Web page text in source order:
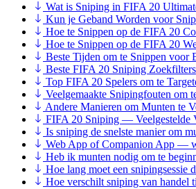
Wat is Sniping in FIFA 20
Kun je Geband Worden voor
Hoe te Snippen op de FIFA 20
Hoe te Snippen op de FIFA 20
Beste Tijden om te Snippen voor
Beste FIFA 20 Sniping Zoekfilters
Top FIFA 20 Spelers om te
Veelgemaakte Snipingfouten om
Andere Manieren om Munten te
FIFA 20 Sniping — Veelgestelde
Is sniping de snelste manier om
Web App of Companion App —
Heb ik munten nodig om te
Hoe lang moet een snipingsessie
Hoe verschilt sniping van handel